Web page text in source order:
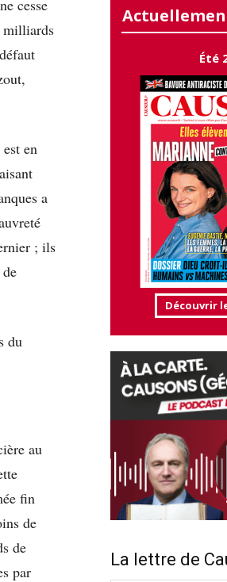
cesse
milliards
en
a
; ils
du
au
fin
de
de
par
Été
Découvrir
La lettre de